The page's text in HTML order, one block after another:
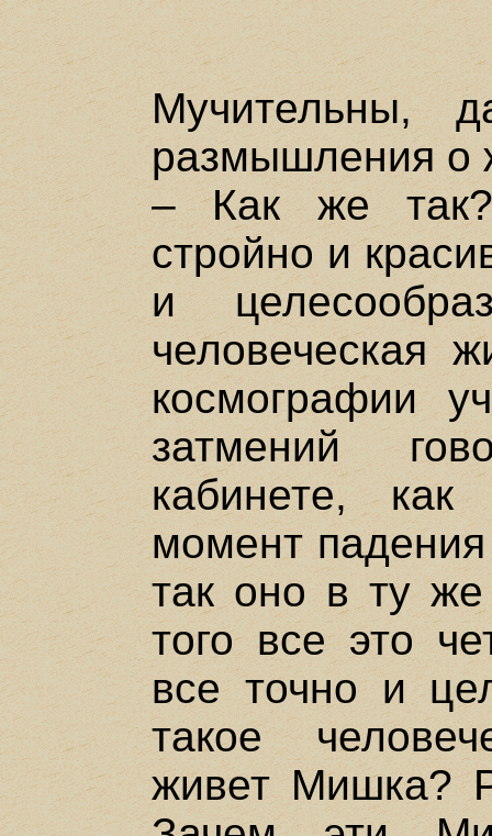
Мучительны,
размышления о
– Как же
стройно и
и
человеческая
космографии
затмений
кабинете,
момент
так оно в ту
того все это
все точно и
такое
живет Мишка?